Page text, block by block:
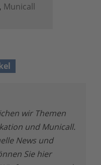
, Municall
wir Themen
und Municall.
News und
Sie hier